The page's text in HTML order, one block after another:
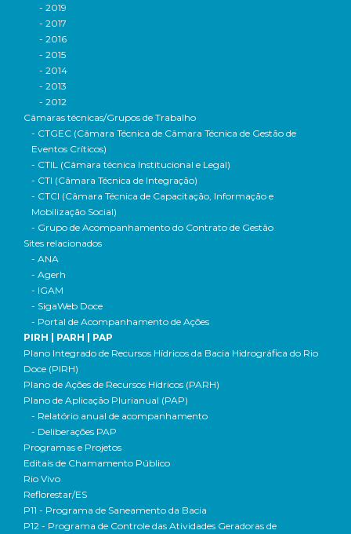
- 2019
- 2017
- 2016
- 2015
- 2014
- 2013
- 2012
Câmaras técnicas/Grupos de Trabalho
- CTGEC (Câmara Técnica de Câmara Técnica de Gestão de
Eventos Críticos)
- CTIL (Câmara técnica Institucional e Legal)
- CTI (Câmara Técnica de Integração)
- CTCI (Câmara Técnica de Capacitação, Informação e
Mobilização Social)
- Grupo de Acompanhamento do Contrato de Gestão
Sites relacionados
- ANA
- Agerh
- IGAM
- SigaWeb Doce
- Portal de Acompanhamento de Ações
PIRH | PARH | PAP
Plano Integrado de Recursos Hídricos da Bacia Hidrográfica do Rio
Doce (PIRH)
Plano de Ações de Recursos Hídricos (PARH)
Plano de Aplicação Plurianual (PAP)
- Relatório anual de acompanhamento
- Deliberações PAP
Programas e Projetos
Editais de Chamamento Público
Rio Vivo
Reflorestar/ES
P11 - Programa de Saneamento da Bacia
P12 - Programa de Controle das Atividades Geradoras de